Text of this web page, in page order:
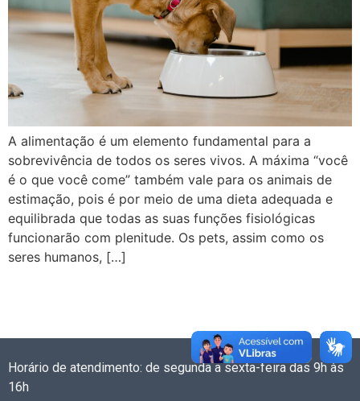
A alimentação é um elemento fundamental para a
sobrevivência de todos os seres vivos. A máxima “você
é o que você come” também vale para os animais de
estimação, pois é por meio de uma dieta adequada e
equilibrada que todas as suas funções fisiológicas
funcionarão com plenitude. Os pets, assim como os
seres humanos, […]
Horário de atendimento: de segunda a sexta-feira das 9h às
16h